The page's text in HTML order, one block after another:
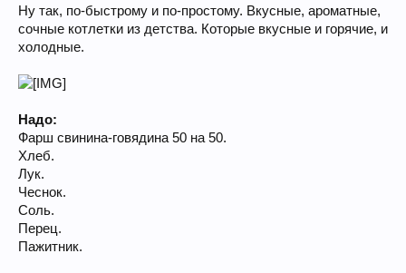
Ну так, по-быстрому и по-простому. Вкусные, ароматные,
сочные котлетки из детства. Которые вкусные и горячие, и
холодные.
Надо:
Фарш свинина-говядина 50 на 50.
Хлеб.
Лук.
Чеснок.
Соль.
Перец.
Пажитник.